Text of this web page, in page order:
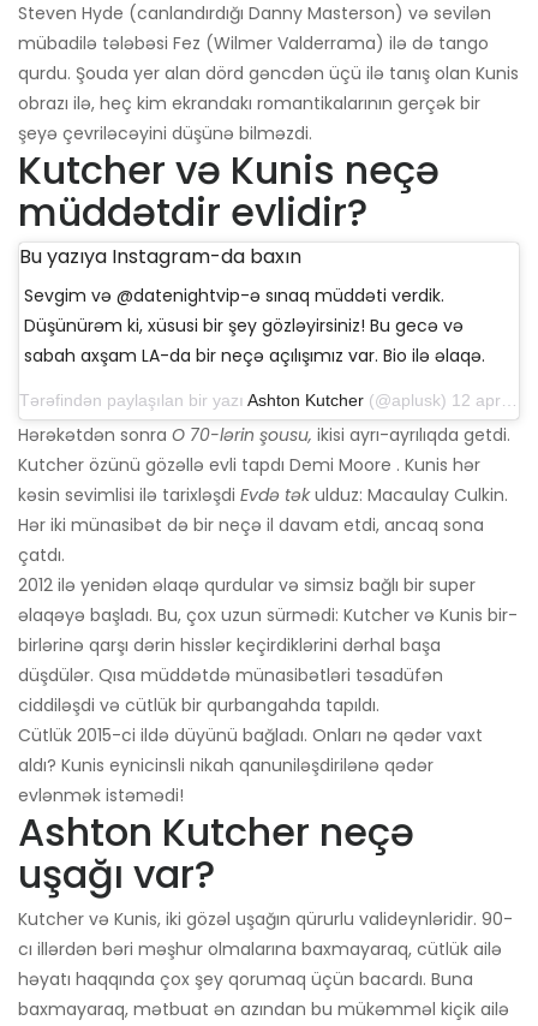
Steven Hyde (canlandırdığı Danny Masterson) və sevilən
mübadilə tələbəsi Fez (Wilmer Valderrama) ilə də tango
qurdu. Şouda yer alan dörd gəncdən üçü ilə tanış olan Kunis
obrazı ilə, heç kim ekrandakı romantikalarının gerçək bir
şeyə çevriləcəyini düşünə bilməzdi.
Kutcher və Kunis neçə
müddətdir evlidir?
Bu yazıya Instagram-da baxın
Sevgim və @datenightvip-ə sınaq müddəti verdik.
Düşünürəm ki, xüsusi bir şey gözləyirsiniz! Bu gecə və
sabah axşam LA-da bir neçə açılışımız var. Bio ilə əlaqə.
Tərəfindən paylaşılan bir yazı Ashton Kutcher (@aplusk) 12 aprel 2019-cu il, saat 14: 50-də PDT
Hərəkətdən sonra O 70-lərin şousu, ikisi ayrı-ayrılıqda getdi.
Kutcher özünü gözəllə evli tapdı Demi Moore . Kunis hər
kəsin sevimlisi ilə tarixləşdi Evdə təkulduz: Macaulay Culkin.
Hər iki münasibət də bir neçə il davam etdi, ancaq sona
çatdı.
2012 ilə yenidən əlaqə qurdular və simsiz bağlı bir super
əlaqəyə başladı. Bu, çox uzun sürmədi: Kutcher və Kunis bir-
birlərinə qarşı dərin hisslər keçirdiklərini dərhal başa
düşdülər. Qısa müddətdə münasibətləri təsadüfən
ciddiləşdi və cütlük bir qurbangahda tapıldı.
Cütlük 2015-ci ildə düyünü bağladı. Onları nə qədər vaxt
aldı? Kunis eynicinsli nikah qanuniləşdirilənə qədər
evlənmək istəmədi!
Ashton Kutcher neçə
uşağı var?
Kutcher və Kunis, iki gözəl uşağın qürurlu valideynləridir. 90-
cı illərdən bəri məşhur olmalarına baxmayaraq, cütlük ailə
həyatı haqqında çox şey qorumaq üçün bacardı. Buna
baxmayaraq, mətbuat ən azından bu mükəmməl kiçik ailə